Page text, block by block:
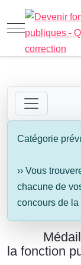
Mobile Menu
Catégorie
›› Vous
chacune de
concours de la
la fonction